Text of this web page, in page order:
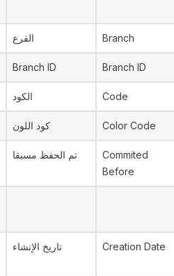
الفرع Branch
Branch ID Branch ID
الكود Code
كود اللون Color Code
تم الحفظ مسبقا
Commited
Before
تاريخ الإنشاء Creation Date